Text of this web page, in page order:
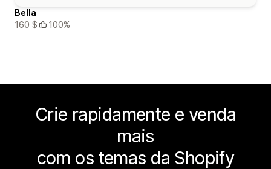
Bella
160 $
100%
Crie rapidamente e venda
mais
com os temas da Shopify